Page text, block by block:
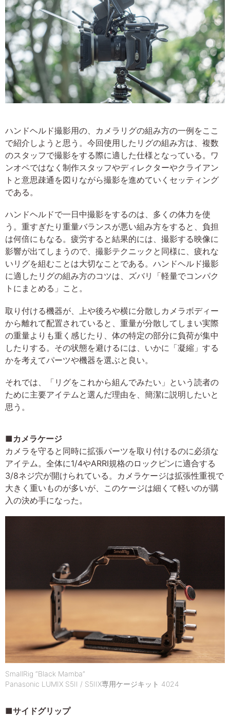
ハンドヘルド撮影用の、カメラリグの組み方の一例をここ
で紹介しようと思う。今回使用したリグの組み方は、複数
のスタッフで撮影をする際に適した仕様となっている。ワ
ンオペではなく制作スタッフやディレクターやクライアン
トと意思疎通を図りながら撮影を進めていくセッティング
である。
ハンドヘルドで一日中撮影をするのは、多くの体力を使
う。重すぎたり重量バランスが悪い組み方をすると、負担
は何倍にもなる。疲労すると結果的には、撮影する映像に
影響が出てしまうので、撮影テクニックと同様に、疲れな
いリグを組むことは大切なことである。ハンドヘルド撮影
に適したリグの組み方のコツは、ズバリ「軽量でコンパク
トにまとめる」こと。
取り付ける機器が、上や後ろや横に分散しカメラボディー
から離れて配置されていると、重量が分散してしまい実際
の重量よりも重く感じたり、体の特定の部分に負荷が集中
したりする。その状態を避けるには、いかに「凝縮」する
かを考えてパーツや機器を選ぶと良い。
それでは、「リグをこれから組んでみたい」という読者の
ために主要アイテムと選んだ理由を、簡潔に説明したいと
思う。
■カメラケージ
カメラを守ると同時に拡張パーツを取り付けるのに必須な
アイテム。全体に1/4やARRI規格のロックピンに適合する
3/8ネジ穴が開けられている。カメラケージは拡張性重視で
大きく重いものが多いが、このケージは細くて軽いのが購
入の決め手になった。
SmallRig “Black Mamba”
Panasonic LUMIX S5II / S5IIX専用ケージキット 4024
■サイドグリップ